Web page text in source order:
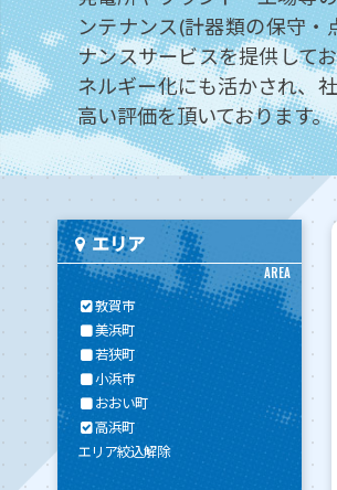
ンテナンス(計器類の保守
ナンスサービスを提供して
ネルギー化にも活かされ、
高い評価を頂いております。
エリア
AREA
敦賀市
美浜町
若狭町
小浜市
おおい町
高浜町
エリア絞込解除